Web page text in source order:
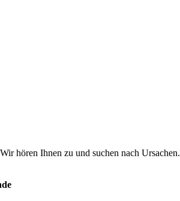
hören Ihnen zu und suchen nach Ursachen.